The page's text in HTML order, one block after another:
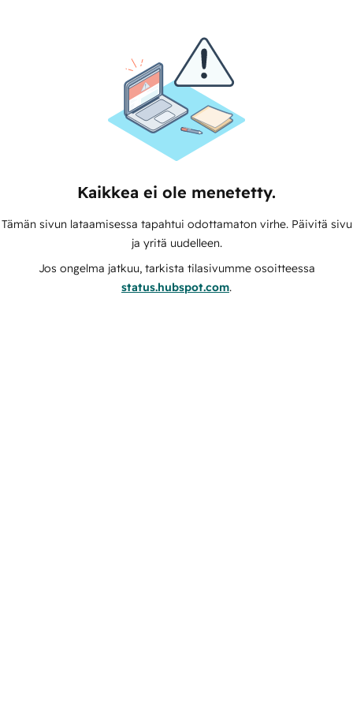
Kaikkea ei ole menetetty.
Tämän sivun lataamisessa tapahtui odottamaton virhe. Päivitä sivu
ja yritä uudelleen.
Jos ongelma jatkuu, tarkista tilasivumme osoitteessa
status.hubspot.com.